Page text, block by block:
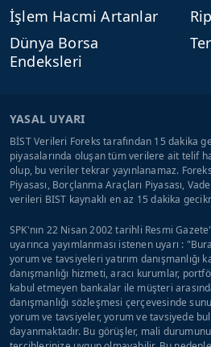
İşlem Hacmi Artanlar
Dünya Borsa
Endeksleri
YASAL UYARI
BİST Verileri Foreks tarafından 15 dakika
piyasalarında oluşan tüm verilere ait telif
olup, bu veriler tekrar yayınlanamaz.
Piyasası, Borçlanma Araçları Piyasası,
verileri BIST kaynaklı en az 15 dakika
SPK'nın 22 Nisan 2002 tarihli Resmi
uyarınca yayımlanması istenen uyarı :
yorum ve tavsiyeleri yatırım danışmanlığı
danışmanlığı hizmeti, aracı kurumlar,
kabul etmeyen bankalar ile müşteri
danışmanlığı sözleşmesi çerçevesinde
yorum ve tavsiyeler, yorum ve tavsiyede
dayanmaktadır. Bu görüşler, mali